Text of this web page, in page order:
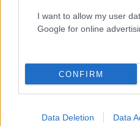
I want to allow my user
Google for online
CONFIRM
Data Deletion Data